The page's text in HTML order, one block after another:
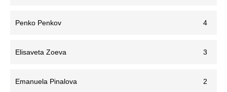
Penko Penkov 4
Elisaveta Zoeva 3
Emanuela Pinalova 2